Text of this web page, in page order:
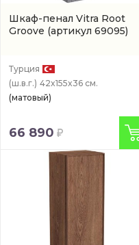
Шкаф-пенал Vitra Root
Groove (артикул 69095)
Турция
(ш.в.г.) 42x155x36 см.
(матовый)
66 890